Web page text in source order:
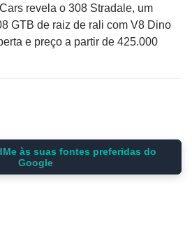
revela o 308 Stradale, um
GTB de raiz de rali com V8 Dino
e preço a partir de 425.000
às suas fontes preferidas do
Google